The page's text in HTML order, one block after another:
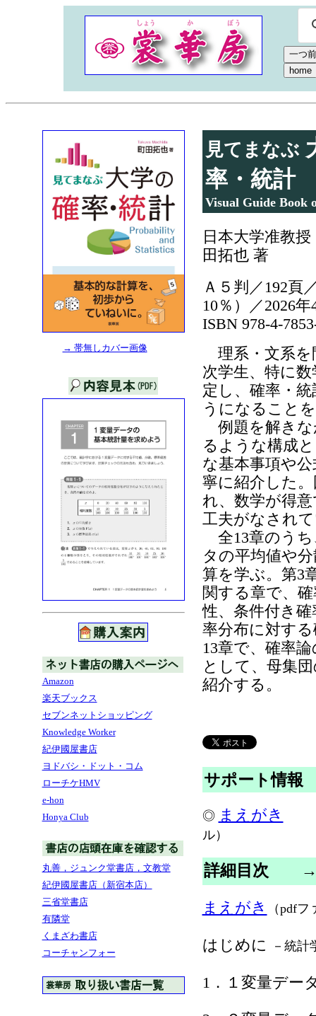
→ 帯無しカバー画像
Amazon
楽天ブックス
セブンネットショッピング
Knowledge Worker
紀伊國屋書店
ヨドバシ・ドット・コム
ローチケHMV
e-hon
Honya Club
丸善，ジュンク堂書店，文教堂
紀伊國屋書店（新宿本店）
三省堂書店
有隣堂
くまざわ書店
コーチャンフォー
見てまなぶ
率・統計
Visual Guide Book
日本大学准教
田拓也 著
Ａ５判／192頁
10％）／2026
ISBN 978-4-
理系・文系を
次学生、特に
定し、確率・
うになること
例題を解きな
るような構成
な基本事項や
寧に紹介した
れ、数学が得
工夫がなされ
全13章のうち
タの平均値や
算を学ぶ。第3
関する章で、
性、条件付き
率分布に対す
13章で、確率
として、母集
紹介する。
サポート情報
◎ まえがき
ル）
詳細目次
まえがき （pdf
はじめに －統計
1．１変量デー